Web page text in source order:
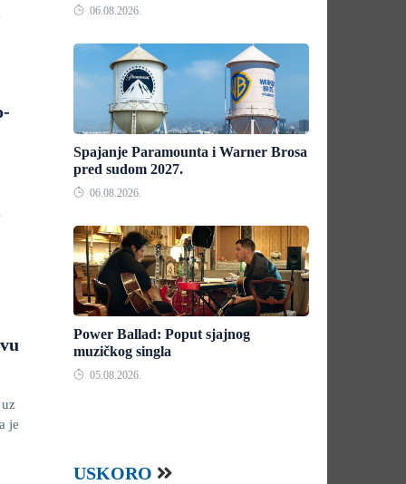
je
06.08.2026.
Spajanje Paramounta i Warner Brosa
pred sudom 2027.
06.08.2026.
Power Ballad: Poput sjajnog
muzičkog singla
05.08.2026.
USKORO